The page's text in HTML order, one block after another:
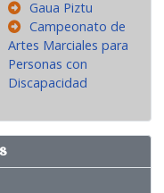
Gaua Piztu
Campeonato de
Artes Marciales para
Personas con
Discapacidad